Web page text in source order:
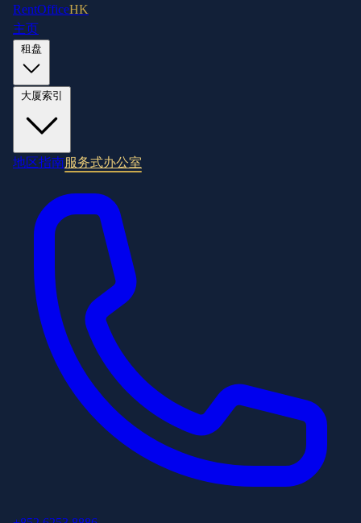
RentOfficeHK
主页
地区指南服务式办公室